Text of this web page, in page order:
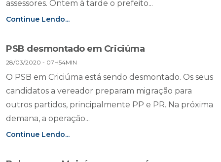
assessores. Ontem à tarde o prefeito...
Continue Lendo...
PSB desmontado em Criciúma
28/03/2020 - 07H54MIN
O PSB em Criciúma está sendo desmontado. Os seus
candidatos a vereador preparam migração para
outros partidos, principalmente PP e PR. Na próxima
demana, a operação...
Continue Lendo...